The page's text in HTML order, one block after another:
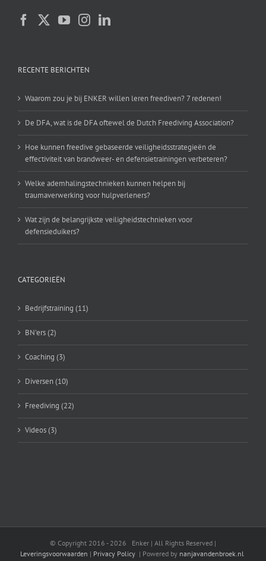
RECENTE BERICHTEN
Waarom zou je bij ENKER willen leren freediven? 7 redenen!
De DFA, wat is de DFA oftewel de Dutch Freediving Association?
Hoe kunnen freedive gebaseerde veiligheidsstrategieën de
effectiviteit van brandweer- en defensietrainingen verbeteren?
Welke ademhalingstechnieken kunnen helpen bij
traumaverwerking voor hulpverleners?
Wat zijn de belangrijkste veiligheidstechnieken voor
defensieduikers?
CATEGORIEËN
Bedrijfstraining (11)
BN'ers (2)
Coaching (3)
Diversen (10)
Freediving (22)
Videos (3)
© Copyright 2016 - 2026 Enker | All Rights Reserved |
Leveringsvoorwaarden | Privacy Policy | Powered by nanjavandenbroek.nl